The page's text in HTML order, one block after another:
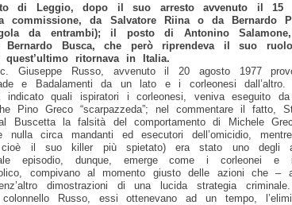
di Leggio, dopo il suo arresto avvenuto il 15
commissione, da Salvatore Riina o da Bernardo
da entrambi); il posto di Antonino
Bernardo Busca, che però riprendeva il suo
ritornava in Italia.
Giuseppe Russo, avvenuto il 20 agosto 1977
e Badalamenti da un lato e i corleonesi dall’altro.
quali ispiratori i corleonesi, veniva eseguito da
Pino Greco “scarpazzeda”; nel commentare il fatto,
Buscetta la falsità del comportamento di Michele
circa mandanti ed esecutori dell’omicidio,
cioè il suo killer più spietato) era stato uno degli
episodio, dunque, emerge come i corleonei e
compivano al momento giusto delle azioni che –
dimostrazioni di una lucida strategia
Russo, essi ottenevano ad un tempo,